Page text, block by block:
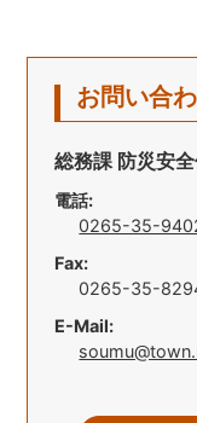
お問い合
総務課 防災安
電話:
0265-35-
Fax:
0265-35-
E-Mail: